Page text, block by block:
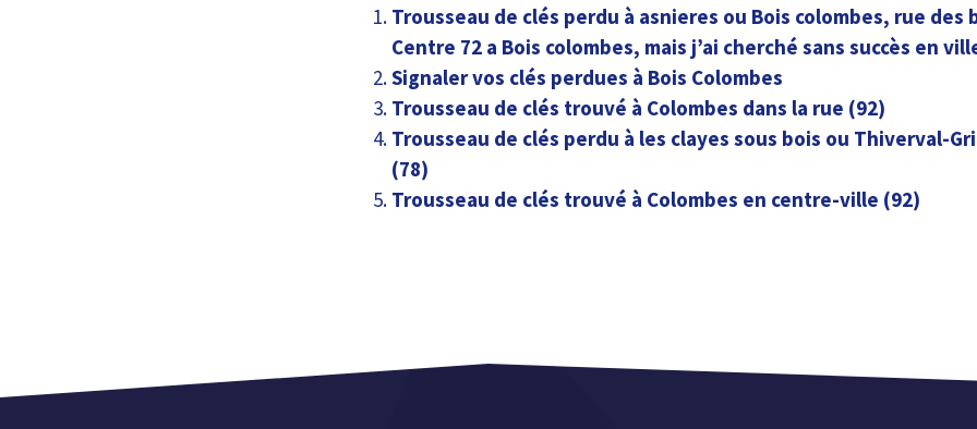
Trousseau de clés perdu à asnieres ou Bois colombes, rue des
Centre 72 a Bois colombes, mais j’ai cherché sans succès en
Signaler vos clés perdues à Bois Colombes
Trousseau de clés trouvé à Colombes dans la rue (92)
Trousseau de clés perdu à les clayes sous bois ou Thiverval-
(78)
Trousseau de clés trouvé à Colombes en centre-ville (92)